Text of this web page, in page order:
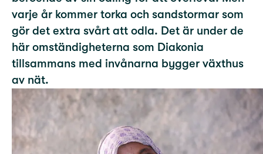
varje år kommer torka och sandstormar som
gör det extra svårt att odla. Det är under de
här omständigheterna som Diakonia
tillsammans med invånarna bygger växthus
av nät.